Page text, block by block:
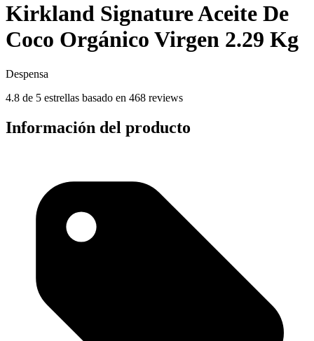
Kirkland Signature Aceite De
Coco Orgánico Virgen 2.29 Kg
Despensa
4.8 de 5 estrellas basado en 468 reviews
Información del producto